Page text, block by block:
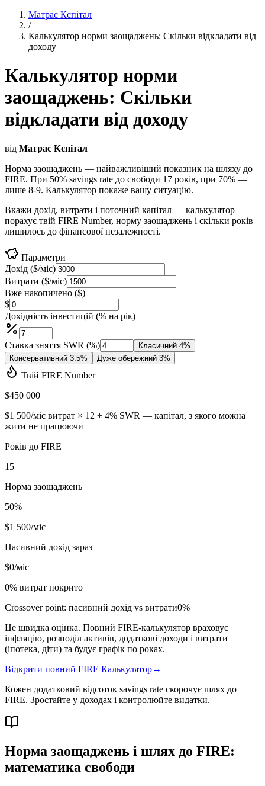
Матрас Кєпітал
/
Калькулятор норми заощаджень: Скільки відкладати від
доходу
Калькулятор норми
заощаджень: Скільки
відкладати від доходу
від Матрас Кєпітал
Норма заощаджень — найважливіший показник на шляху до
FIRE. При 50% savings rate до свободи 17 років, при 70% —
лише 8-9. Калькулятор покаже вашу ситуацію.
Вкажи дохід, витрати і поточний капітал — калькулятор
порахує твій FIRE Number, норму заощаджень і скільки років
лишилось до фінансової незалежності.
Параметри
Дохід ($/міс)
Витрати ($/міс)
Вже накопичено ($)
$
Дохідність інвестицій (% на рік)
Ставка зняття SWR (%)
Класичний 4%
Консервативний 3.5%
Дуже обережний 3%
Твій FIRE Number
$450 000
$1 500/міс витрат × 12 ÷ 4% SWR — капітал, з якого можна
жити не працюючи
Років до FIRE
15
Норма заощаджень
50%
$1 500/міс
Пасивний дохід зараз
$0/міс
0% витрат покрито
Crossover point: пасивний дохід vs витрати0%
Це швидка оцінка. Повний FIRE-калькулятор враховує
інфляцію, розподіл активів, додаткові доходи і витрати
(іпотека, діти) та будує графік по роках.
Відкрити повний FIRE Калькулятор→
Кожен додатковий відсоток savings rate скорочує шлях до
FIRE. Зростайте у доходах і контролюйте видатки.
Норма заощаджень і шлях до FIRE:
математика свободи